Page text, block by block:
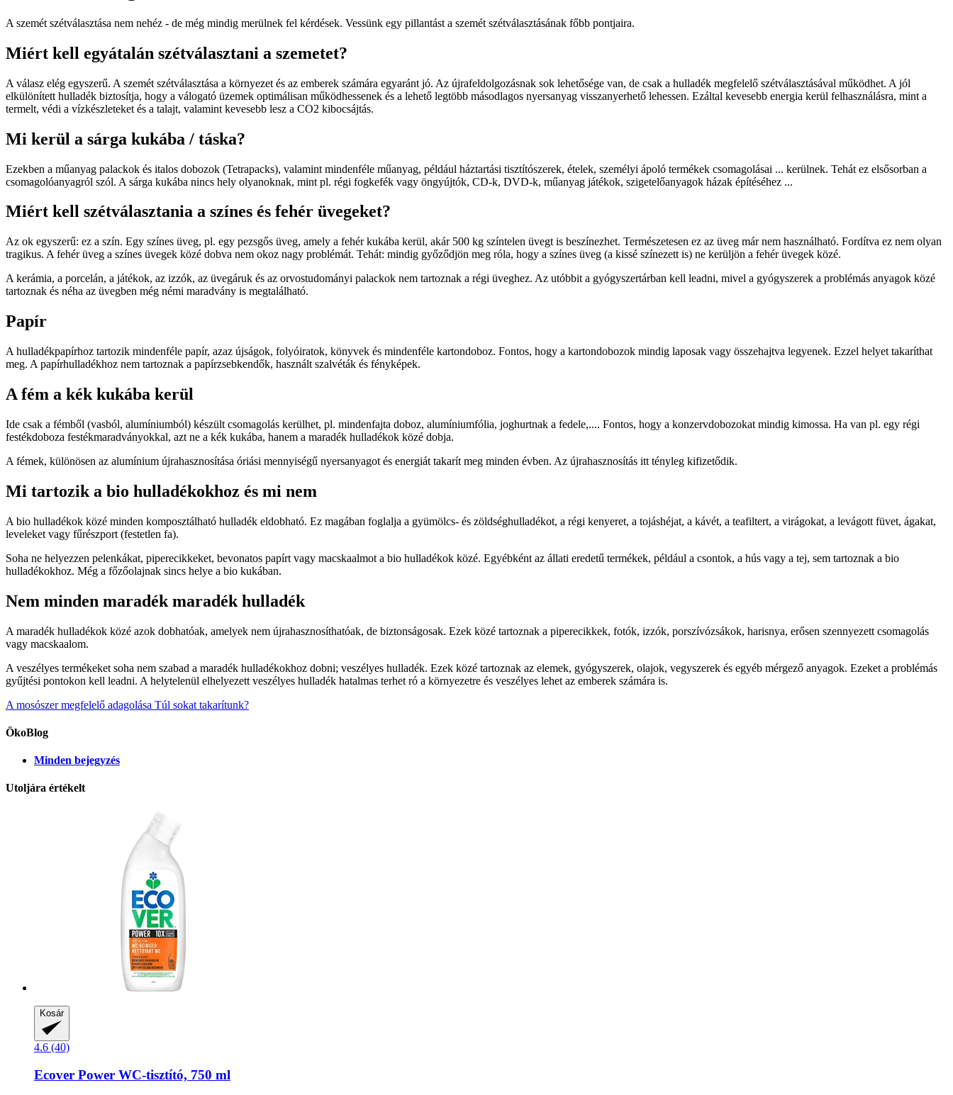
A szemét szétválasztása nem nehéz - de még mindig merülnek fel kérdések. Vessünk egy pillantást a szemét szétválasztásának főbb pontjaira.
Miért kell egyátalán szétválasztani a szemetet?
A válasz elég egyszerű. A szemét szétválasztása a környezet és az emberek számára egyaránt jó. Az újrafeldolgozásnak sok lehetősége van, de csak a hulladék megfelelő szétválasztásával működhet. A jól
elkülönített hulladék biztosítja, hogy a válogató üzemek optimálisan működhessenek és a lehető legtöbb másodlagos nyersanyag visszanyerhető lehessen. Ezáltal kevesebb energia kerül felhasználásra, mint a
termelt, védi a vízkészleteket és a talajt, valamint kevesebb lesz a CO2 kibocsájtás.
Mi kerül a sárga kukába / táska?
Ezekben a műanyag palackok és italos dobozok (Tetrapacks), valamint mindenféle műanyag, például háztartási tisztítószerek, ételek, személyi ápoló termékek csomagolásai ... kerülnek. Tehát ez elsősorban a
csomagolóanyagról szól. A sárga kukába nincs hely olyanoknak, mint pl. régi fogkefék vagy öngyújtók, CD-k, DVD-k, műanyag játékok, szigetelőanyagok házak építéséhez ...
Miért kell szétválasztania a színes és fehér üvegeket?
Az ok egyszerű: ez a szín. Egy színes üveg, pl. egy pezsgős üveg, amely a fehér kukába kerül, akár 500 kg színtelen üvegt is beszínezhet. Természetesen ez az üveg már nem használható. Fordítva ez nem olyan
tragikus. A fehér üveg a színes üvegek közé dobva nem okoz nagy problémát. Tehát: mindig győződjön meg róla, hogy a színes üveg (a kissé színezett is) ne kerüljön a fehér üvegek közé.
A kerámia, a porcelán, a játékok, az izzók, az üvegáruk és az orvostudományi palackok nem tartoznak a régi üveghez. Az utóbbit a gyógyszertárban kell leadni, mivel a gyógyszerek a problémás anyagok közé
tartoznak és néha az üvegben még némi maradvány is megtalálható.
Papír
A hulladékpapírhoz tartozik mindenféle papír, azaz újságok, folyóiratok, könyvek és mindenféle kartondoboz. Fontos, hogy a kartondobozok mindig laposak vagy összehajtva legyenek. Ezzel helyet takaríthat
meg. A papírhulladékhoz nem tartoznak a papírzsebkendők, használt szalvéták és fényképek.
A fém a kék kukába kerül
Ide csak a fémből (vasból, alumíniumból) készült csomagolás kerülhet, pl. mindenfajta doboz, alumíniumfólia, joghurtnak a fedele,.... Fontos, hogy a konzervdobozokat mindig kimossa. Ha van pl. egy régi
festékdoboza festékmaradványokkal, azt ne a kék kukába, hanem a maradék hulladékok közé dobja.
A fémek, különösen az alumínium újrahasznosítása óriási mennyiségű nyersanyagot és energiát takarít meg minden évben. Az újrahasznosítás itt tényleg kifizetődik.
Mi tartozik a bio hulladékokhoz és mi nem
A bio hulladékok közé minden komposztálható hulladék eldobható. Ez magában foglalja a gyümölcs- és zöldséghulladékot, a régi kenyeret, a tojáshéjat, a kávét, a teafiltert, a virágokat, a levágott füvet, ágakat,
leveleket vagy fűrészport (festetlen fa).
Soha ne helyezzen pelenkákat, piperecikkeket, bevonatos papírt vagy macskaalmot a bio hulladékok közé. Egyébként az állati eredetű termékek, például a csontok, a hús vagy a tej, sem tartoznak a bio
hulladékokhoz. Még a főzőolajnak sincs helye a bio kukában.
Nem minden maradék maradék hulladék
A maradék hulladékok közé azok dobhatóak, amelyek nem újrahasznosíthatóak, de biztonságosak. Ezek közé tartoznak a piperecikkek, fotók, izzók, porszívózsákok, harisnya, erősen szennyezett csomagolás
vagy macskaalom.
A veszélyes termékeket soha nem szabad a maradék hulladékokhoz dobni; veszélyes hulladék. Ezek közé tartoznak az elemek, gyógyszerek, olajok, vegyszerek és egyéb mérgező anyagok. Ezeket a problémás
gyűjtési pontokon kell leadni. A helytelenül elhelyezett veszélyes hulladék hatalmas terhet ró a környezetre és veszélyes lehet az emberek számára is.
A mosószer megfelelő adagolása Túl sokat takarítunk?
ÖkoBlog
Minden bejegyzés
Utoljára értékelt
Kosár
4.6 (40)
Ecover Power WC-​tisztító, 750 ml